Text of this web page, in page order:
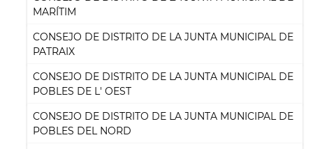
MARÍTIM
CONSEJO DE DISTRITO DE LA JUNTA MUNICIPAL DE
PATRAIX
CONSEJO DE DISTRITO DE LA JUNTA MUNICIPAL DE
POBLES DE L' OEST
CONSEJO DE DISTRITO DE LA JUNTA MUNICIPAL DE
POBLES DEL NORD